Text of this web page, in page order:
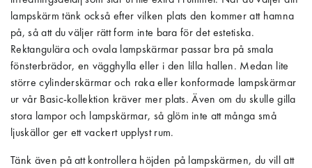
lampskärm tänk också efter vilken plats den kommer att hamna
på, så att du väljer rätt form inte bara för det estetiska.
Rektangulära och ovala lampskärmar passar bra på smala
fönsterbrädor, en vägghylla eller i den lilla hallen. Medan lite
större cylinderskärmar och raka eller konformade lampskärmar
ur vår Basic-kollektion kräver mer plats. Även om du skulle gilla
stora lampor och lampskärmar, så glöm inte att många små
ljuskällor ger ett vackert upplyst rum.
Tänk även på att kontrollera höjden på lampskärmen, du vill att